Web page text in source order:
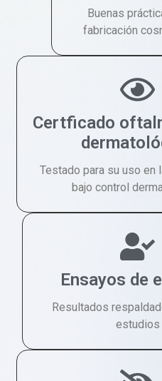
Buenas
fabricación
Certficado
Testado para su uso en
bajo control
Ensayos de
Resultados
estudios